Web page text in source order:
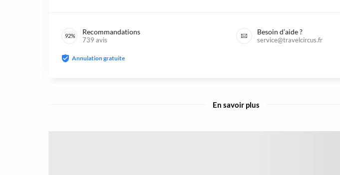
92% Recommandations
739 avis
Besoin d’aide ?
service@travelcircus.fr
Annulation gratuite
En savoir plus